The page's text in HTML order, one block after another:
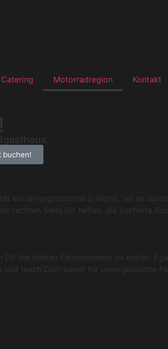
Motorradregion Kontakt
buchen!
ein unvergessliches Erlebnis, sei es
rechten Seite Dir helfen, die perfekte
die besten Fahrmomente zu bieten.
mach Dich bereit für unvergessliche